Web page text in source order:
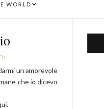
WORLD
un amorevole
che io dicevo